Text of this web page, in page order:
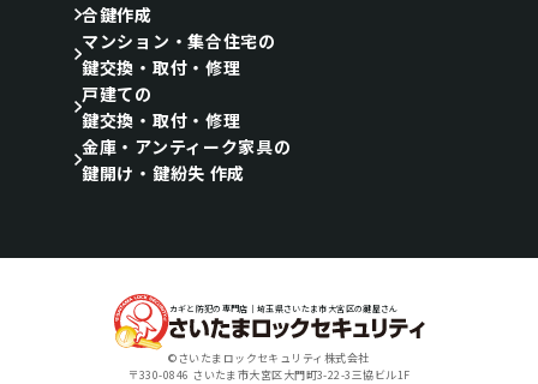
合鍵作成
マンション・集合住宅の
鍵交換・取付・修理
戸建ての
鍵交換・取付・修理
金庫・アンティーク家具の
鍵開け・鍵紛失 作成
カギと防犯の専門店｜埼玉県さいたま市大宮区の鍵屋さん
©さいたまロックセキュリティ株式会社
〒330-0846 さいたま市大宮区大門町3-22-3三協ビル1F